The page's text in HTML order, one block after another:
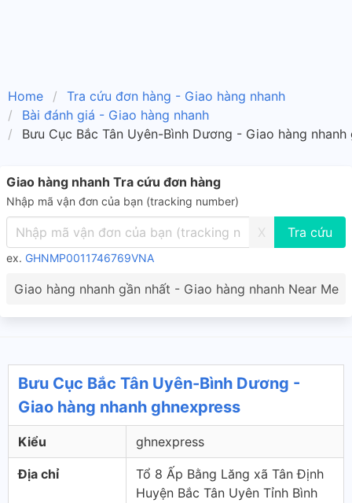
Home
Tra cứu đơn hàng - Giao hàng nhanh
Bài đánh giá - Giao hàng nhanh
Bưu Cục Bắc Tân Uyên-Bình Dương - Giao hàng nhanh
Giao hàng nhanh Tra cứu đơn hàng
Nhập mã vận đơn của bạn (tracking number)
X
ex. GHNMP0011746769VNA
Giao hàng nhanh gần nhất - Giao hàng nhanh Near Me
Bưu Cục Bắc Tân Uyên-Bình Dương -
Giao hàng nhanh ghnexpress
Kiểu ghnexpress
Địa chỉ
Tổ 8 Ấp Bằng Lăng xã Tân Định
Huyện Bắc Tân Uyên Tỉnh Bình